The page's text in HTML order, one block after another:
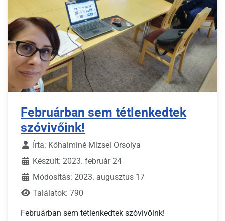
Februárban sem tétlenkedtek
szóvivőink!
Írta: Kőhalminé Mizsei Orsolya
Készült: 2023. február 24
Módosítás: 2023. augusztus 17
Találatok: 790
Februárban sem tétlenkedtek szóvivőink!